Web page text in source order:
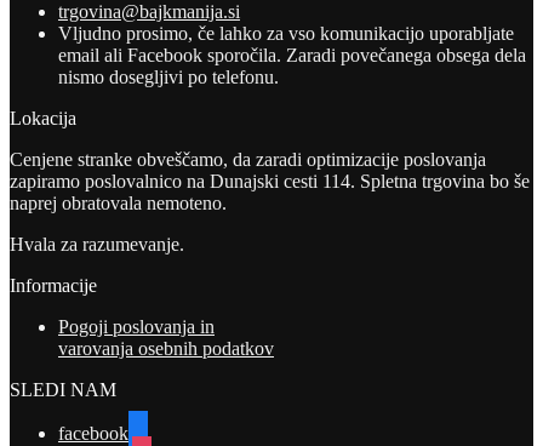
trgovina@bajkmanija.si
Vljudno prosimo, če lahko za vso komunikacijo uporabljate
email ali Facebook sporočila. Zaradi povečanega obsega dela
nismo dosegljivi po telefonu.
Lokacija
Cenjene stranke obveščamo, da zaradi optimizacije poslovanja
zapiramo poslovalnico na Dunajski cesti 114. Spletna trgovina bo še
naprej obratovala nemoteno.
Hvala za razumevanje.
Informacije
Pogoji poslovanja in
varovanja osebnih podatkov
SLEDI NAM
facebook